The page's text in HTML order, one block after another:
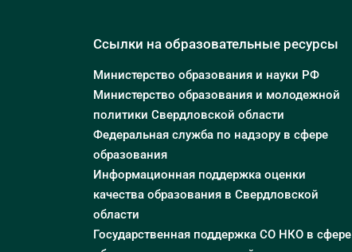
Ссылки на образовательные ресурсы
Министерство образования и науки РФ
Министерство образования и молодежной
политики Свердловской области
Федеральная служба по надзору в сфере
образования
Информационная поддержка оценки
качества образования в Свердловской
области
Государственная поддержка СО НКО в сфере